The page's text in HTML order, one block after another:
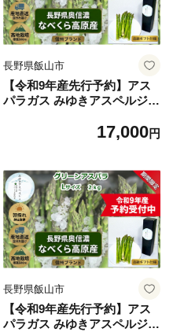
長野県飯山市
【令和9年産先行予約】アス
パラガス みゆきアスペルジュ
《出荷時期：2027年5月中旬
送 独自栽培 甘さ 高級 ギフト
(Ce-006)
17,000円
長野県飯山市
【令和9年産先行予約】アス
パラガス みゆきアスペルジュ